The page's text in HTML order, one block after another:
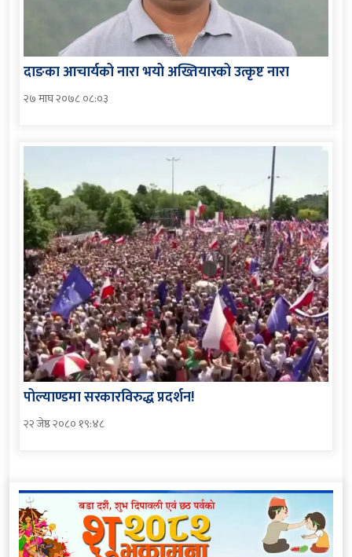
दाङका आचार्यको नारा भयो अख्तियारको उत्कृष्ट नारा
२७ माघ २०७८ ०८:०३
पोल्याण्डमा सरकारविरुद्ध प्रदर्शन!
२२ जेष्ठ २०८० १९:४८